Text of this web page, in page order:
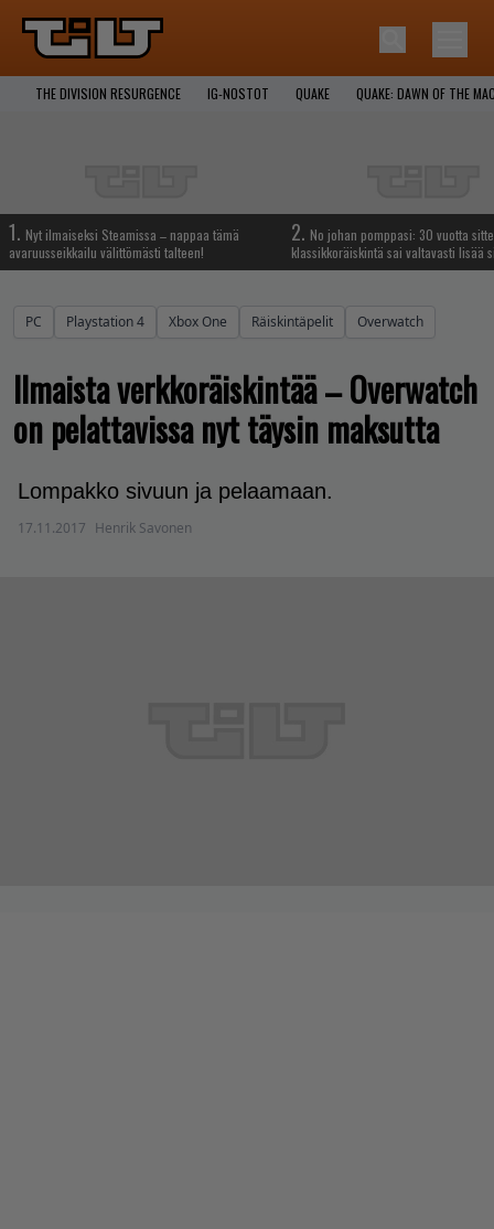
THE DIVISION RESURGENCE IG-NOSTOT QUAKE QUAKE: DAWN OF THE
1. Nyt ilmaiseksi Steamissa – nappaa tämä
avaruusseikkailu välittömästi talteen!
2. No johan pomppasi: 30 vuotta
klassikkoräiskintä sai valtavasti lisää
PC Playstation 4 Xbox One Räiskintäpelit Overwatch
Ilmaista verkkoräiskintää – Overwatch
on pelattavissa nyt täysin maksutta
Lompakko sivuun ja pelaamaan.
17.11.2017 Henrik Savonen